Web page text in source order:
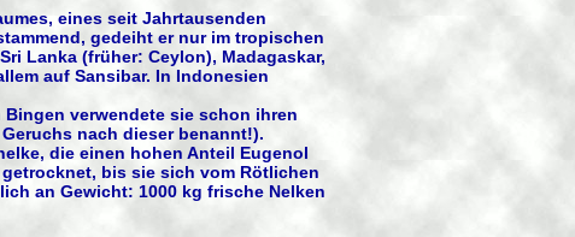
eines seit Jahrtausenden
gedeiht er nur im tropischen
Lanka (früher: Ceylon), Madagaskar,
auf Sansibar. In Indonesien
verwendete sie schon ihren
nach dieser benannt!).
die einen hohen Anteil Eugenol
bis sie sich vom Rötlichen
an Gewicht: 1000 kg frische Nelken